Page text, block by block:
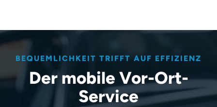
BEQUEMLICHKEIT TRIFFT AUF EFFIZIENZ
Der mobile Vor-Ort-
Service